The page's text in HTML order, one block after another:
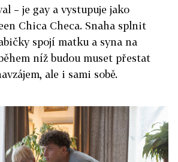
– je gay a vystupuje jako
Chica Checa. Snaha splnit
spojí matku a syna na
níž budou muset přestat
ale i sami sobě.